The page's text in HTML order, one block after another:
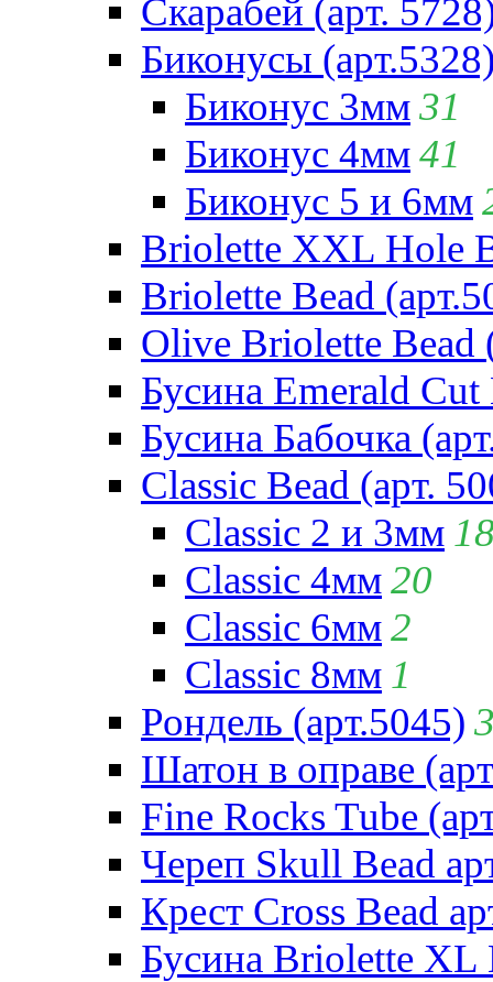
Скарабей (арт.
Биконусы
Биконус 3мм31
Биконус 4мм41
Биконус 5 и 6мм
Briolette XXL Hole
Briolette Bead
Olive Briolette Bead
Бусина Emerald Cut
Бусина Бабочка
Classic Bead (арт.
Classic 2 и 3мм
Classic 4мм20
Classic 6мм2
Classic 8мм 1
Рондель (арт.5045)
Шатон в оправе
Fine Rocks Tube
Череп Skull Bead
Крест Cross Bead
Бусина Briolette XL